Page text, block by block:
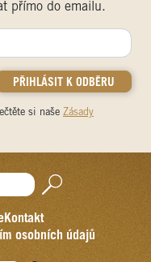
přímo do emailu.
si naše Zásady
Kontakt
osobních údajů